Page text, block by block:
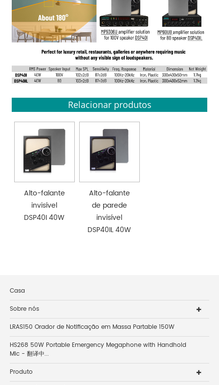
Relacionar produtos
Alto-falante
invisível
DSP40I 40W
Alto-falante
de parede
invisível
DSP40IL 40W
Casa
Sobre nós
LRAS150 Orador de Notificação em Massa Partable 150W
HS268 50W Portable Emergency Megaphone with Handhold
Mic - 翻译中...
Produto